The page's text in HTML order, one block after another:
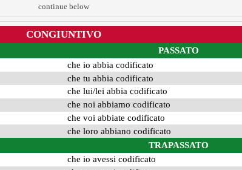
continue below
CONGIUNTIVO
PASSATO
che io abbia codificato
che tu abbia codificato
che lui/lei abbia codificato
che noi abbiamo codificato
che voi abbiate codificato
che loro abbiano codificato
TRAPASSATO
che io avessi codificato